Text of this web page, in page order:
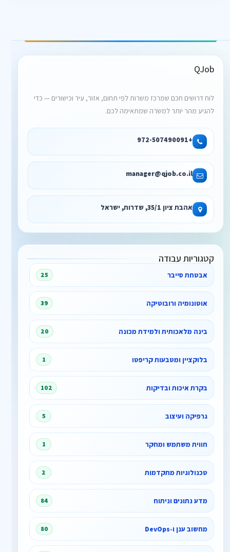
QJob
לוח דרושים חכם שמרכז משרות לפי תחום, אזור, עיר וכישורים — כדי
להגיע מהר יותר למשרה שמתאימה לכם.
+972-507490091
manager@qjob.co.il
אהבת ציון 35/1, שדרות, ישראל
קטגוריות עבודה
אבטחת סייבר 25
אוטונומיה ורובוטיקה 39
בינה מלאכותית ולמידת מכונה 20
בלוקציין ומטבעות קריפטו 1
בקרת איכות ובדיקות 102
גרפיקה ועיצוב 5
חווית משתמש ומחקר 1
טכנולוגיות מתקדמות 2
מדע נתונים וניתוח 84
מחשוב ענן ו‑DevOps 80